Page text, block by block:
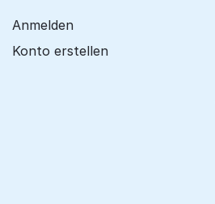
Anmelden
Konto erstellen